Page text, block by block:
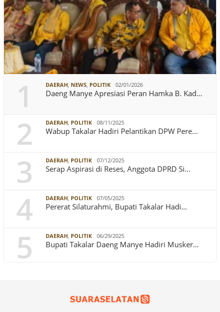
1 DAERAH, NEWS, POLITIK 02/01/2026
Daeng Manye Apresiasi Peran Hamka B. Kad…
2 DAERAH, POLITIK 08/11/2025
Wabup Takalar Hadiri Pelantikan DPW Pere…
3 DAERAH, POLITIK 07/12/2025
Serap Aspirasi di Reses, Anggota DPRD Si…
4 DAERAH, POLITIK 07/05/2025
Pererat Silaturahmi, Bupati Takalar Hadi…
5 DAERAH, POLITIK 06/29/2025
Bupati Takalar Daeng Manye Hadiri Musker…